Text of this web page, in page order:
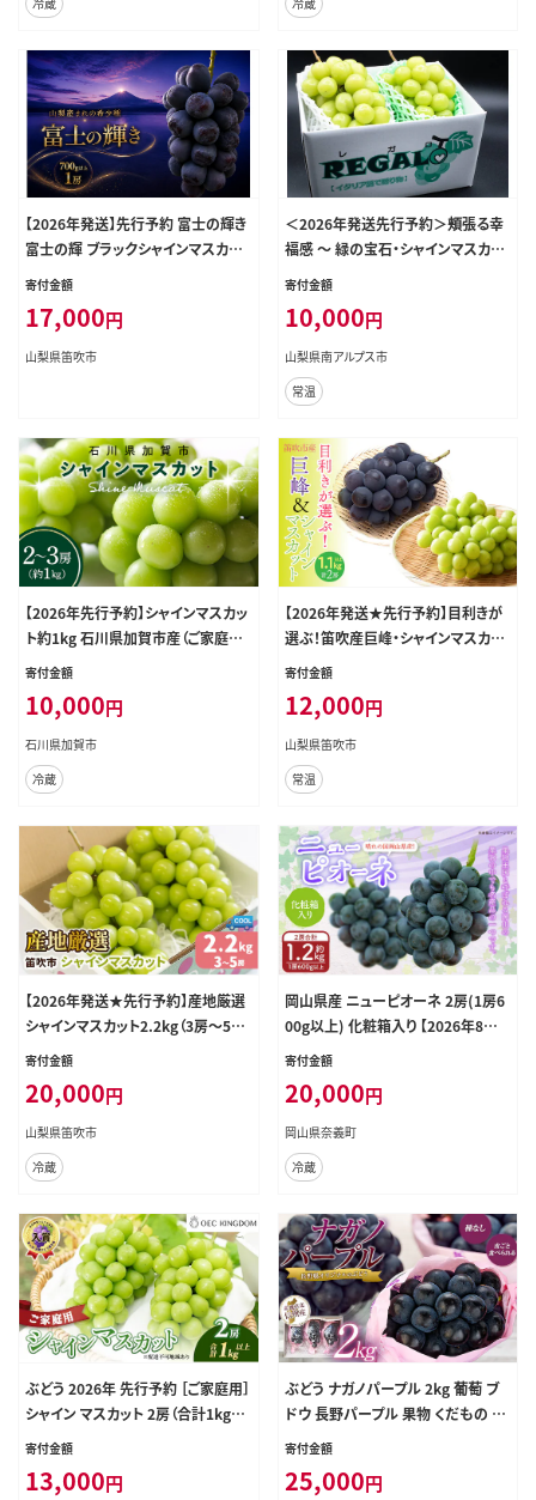
【2026年発送】先行予約 富士の輝き
富士の輝 ブラックシャインマスカッ
ト 1房 700g以上 山梨県産 希少 高
級 黒系ぶどう 贈答 【山梨県笛吹市
産地直送】ぶどう フルーツ 果物 209
-012
寄付金額
17,000円
山梨県笛吹市
＜2026年発送先行予約＞頬張る幸
福感 ～ 緑の宝石・シャインマスカッ
ト ～ 1.0㎏以上 2～3房 ALPCV001
寄付金額
10,000円
山梨県南アルプス市
常温
【2026年先行予約】シャインマスカッ
ト約1kg 石川県加賀市産（ご家庭用）
シャインマスカット マスカット ぶどう
ツフルーツフルーツフルーツ 果物
くだもの 果実 食品 F6P-2629
寄付金額
10,000円
石川県加賀市
冷蔵
【2026年発送★先行予約】目利きが
選ぶ！笛吹産巨峰・シャインマスカッ
ト 1.1ｋｇ以上（各1房 計2房入り） 16
寄付金額
12,000円
山梨県笛吹市
常温
【2026年発送★先行予約】産地厳選
シャインマスカット2.2kg（3房～5
房）106-004-26y
寄付金額
20,000円
山梨県笛吹市
冷蔵
岡山県産 ニューピオーネ 2房(1房6
00g以上) 化粧箱入り 【2026年8月
下旬~10月上旬迄発送予定】 果物 く
岡山 おかやま 国産 冷蔵
寄付金額
20,000円
岡山県奈義町
冷蔵
ぶどう 2026年 先行予約 ［ご家庭用］
シャイン マスカット 2房（合計1kg以
上） ブドウ 葡萄 岡山県産 国産 フル
果物類
寄付金額
13,000円
ぶどう ナガノパープル 2kg 葡萄 ブ
ドウ 長野パープル 果物 くだもの フ
ルーツ 旬の果物 旬のフルーツ 信州
寄付金額
25,000円